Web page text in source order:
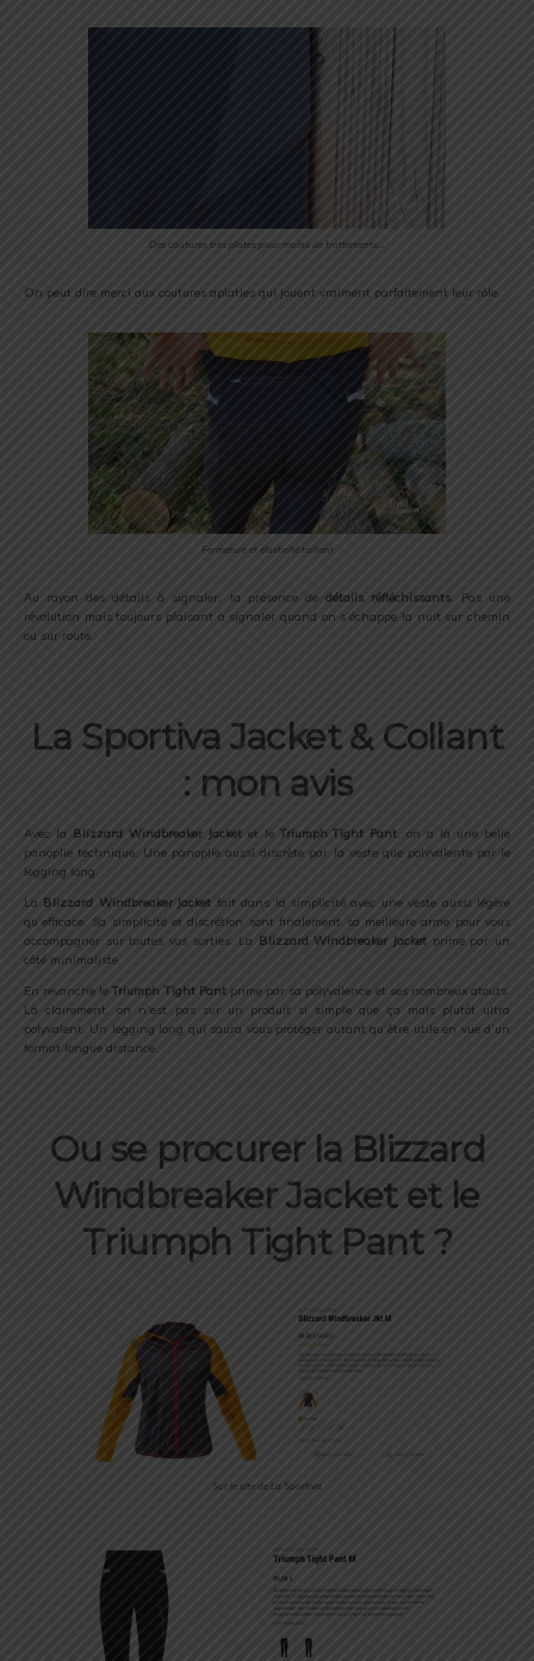
Des coutures très plates pour moins de frottements…
On peut dire merci aux coutures aplaties qui jouent vraiment parfaitement leur rôle.
Fermeture et élasticité taillant
Au rayon des détails à signaler, la présence de détails réfléchissants. Pas une
révolution mais toujours plaisant à signaler quand on s’échappe la nuit sur chemin
ou sur route.
La Sportiva Jacket & Collant
: mon avis
Avec la Blizzard Windbreaker Jacket et le Triumph Tight Pant , on a là une belle
panoplie technique. Une panoplie aussi discrète par la veste que polyvalente par le
legging long.
La Blizzard Windbreaker Jacket fait dans la simplicité avec une veste aussi légère
qu’efficace. Sa simplicité et discrétion sont finalement sa meilleure arme pour vous
accompagner sur toutes vos sorties. La Blizzard Windbreaker Jacket prime par un
côté minimaliste.
En revanche leTriumph Tight Pantprime par sa polyvalence et ses nombreux atouts.
Là clairement, on n’est pas sur un produit si simple que ça mais plutôt ultra
polyvalent. Un legging long qui saura vous protéger autant qu’être utile en vue d’un
format longue distance.
Ou se procurer la Blizzard
Windbreaker Jacket et le
Triumph Tight Pant ?
Sur le site de La Sportiva